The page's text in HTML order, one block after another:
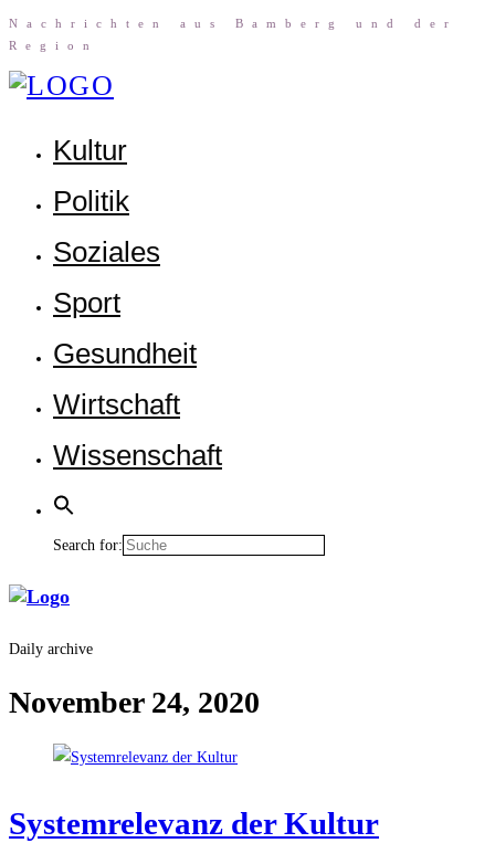
Nach­rich­ten aus Bam­berg und der
Region
Kul­tur
Poli­tik
Sozia­les
Sport
Gesund­heit
Wirt­schaft
Wis­sen­schaft
Search for:
Daily archive
November 24, 2020
Sys­tem­re­le­vanz der Kultur